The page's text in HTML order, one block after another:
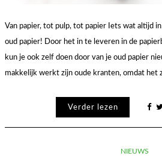
Van papier, tot pulp, tot papier Iets wat altijd
oud papier! Door het in te leveren in de
kun je ook zelf doen door van je oud papier
makkelijk werkt zijn oude kranten, omdat het
Verder lezen
NIEUWS